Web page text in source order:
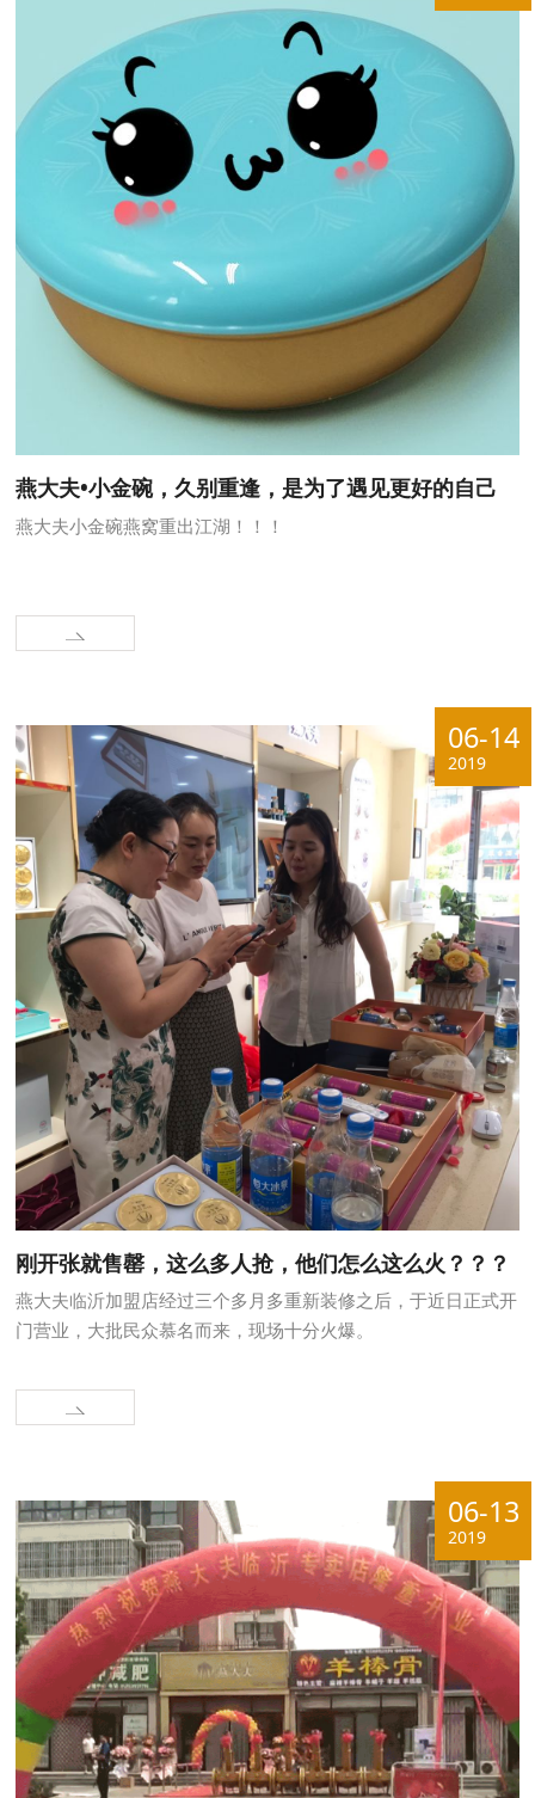
燕大夫•小金碗，久别重逢，是为了遇见更好的自己
燕大夫小金碗燕窝重出江湖！！！
06-14
2019
刚开张就售罄，这么多人抢，他们怎么这么火？？？
燕大夫临沂加盟店经过三个多月多重新装修之后，于近日正式开
门营业，大批民众慕名而来，现场十分火爆。
06-13
2019